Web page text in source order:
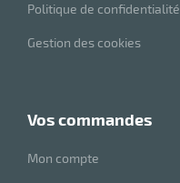
Politique de confidentialité
Gestion des cookies
vos commandes
Mon compte